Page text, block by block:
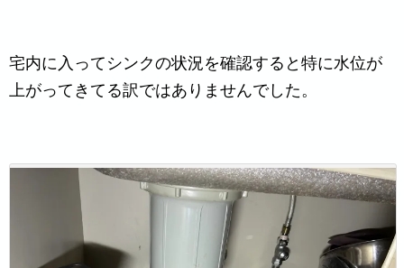
宅内に入ってシンクの状況を確認すると特に水位が
上がってきてる訳ではありませんでした。